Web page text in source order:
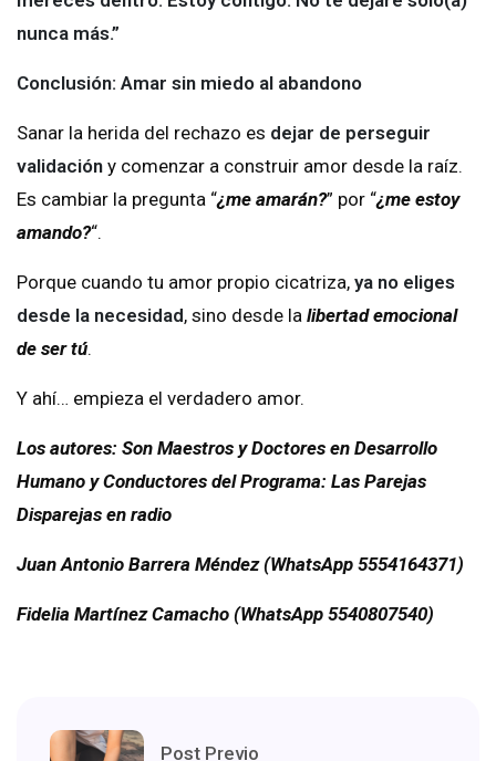
nunca más.”
Conclusión: Amar sin miedo al abandono
Sanar la herida del rechazo es dejar de perseguir
validación y comenzar a construir amor desde la raíz.
Es cambiar la pregunta “¿me amarán?” por “¿me estoy
amando?“.
Porque cuando tu amor propio cicatriza, ya no eliges
desde la necesidad, sino desde la libertad emocional
de ser tú.
Y ahí… empieza el verdadero amor.
Los autores: Son Maestros y Doctores en Desarrollo
Humano y Conductores del Programa: Las Parejas
Disparejas en radio
Juan Antonio Barrera Méndez (WhatsApp 5554164371)
Fidelia Martínez Camacho (WhatsApp 5540807540)
Post Previo